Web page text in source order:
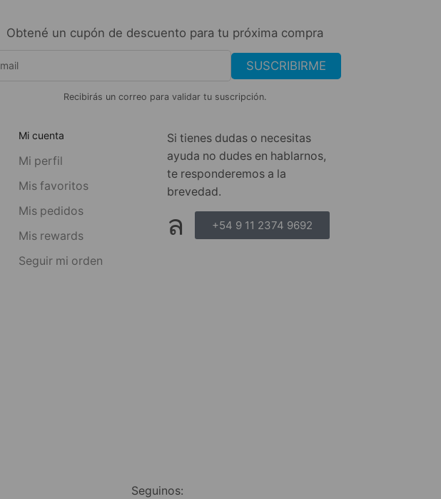
Obtené un cupón de descuento para tu próxima compra
SUSCRIBIRME
Recibirás un correo para validar tu suscripción.
Mi cuenta
Mi perfil
Mis favoritos
Mis pedidos
Mis rewards
Seguir mi orden
Si tienes dudas o necesitas
ayuda no dudes en hablarnos,
te responderemos a la
brevedad.
+54 9 11 2374 9692
Seguinos: